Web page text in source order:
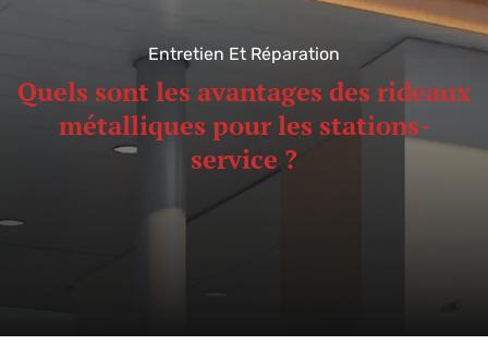
Entretien Et Réparation
Quels sont les avantages des rideaux
métalliques pour les stations-
service ?